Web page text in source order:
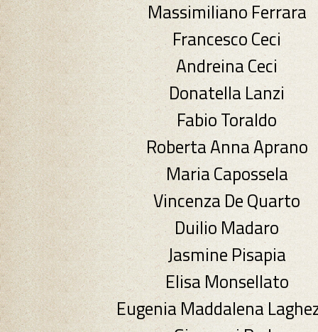
Massimiliano Ferrara
Francesco Ceci
Andreina Ceci
Donatella Lanzi
Fabio Toraldo
Roberta Anna Aprano
Maria Capossela
Vincenza De Quarto
Duilio Madaro
Jasmine Pisapia
Elisa Monsellato
Eugenia Maddalena